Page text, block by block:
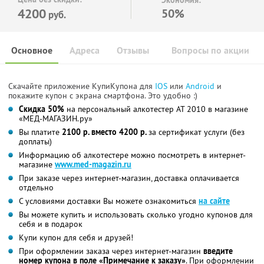
4200 руб. 50%
Основное Отзывы Вопросы по акции
Адреса
Скачайте приложение КупиКупона для IOS или Android и
покажите купон с экрана смартфона. Это удобно :)
Скидка 50% на персональный алкотестер AT 2010 в магазине
«МЕД-МАГАЗИН.ру»
Вы платите 2100 р. вместо 4200 р.за сертификат услуги (без
доплаты)
Информацию об алкотестере можно посмотреть в интернет-
магазине www.med-magazin.ru
При заказе через интернет-магазин, доставка оплачивается
отдельно
С условиями доставки Вы можете ознакомиться на сайте
Вы можете купить и использовать сколько угодно купонов для
себя и в подарок
Купи купон для себя и друзей!
При оформлении заказа через интернет-магазин введите
номер купона в поле «Примечание к заказу». При оформлении